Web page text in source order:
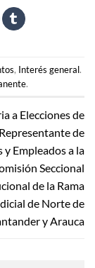
, Interés general.
.
a Elecciones de
Representante de
Empleados a la
Seccional
de la Rama
de Norte de
y Arauca